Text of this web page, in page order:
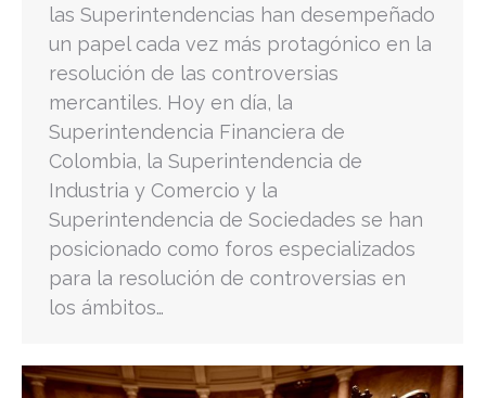
las Superintendencias han desempeñado
un papel cada vez más protagónico en la
resolución de las controversias
mercantiles. Hoy en día, la
Superintendencia Financiera de
Colombia, la Superintendencia de
Industria y Comercio y la
Superintendencia de Sociedades se han
posicionado como foros especializados
para la resolución de controversias en
los ámbitos…